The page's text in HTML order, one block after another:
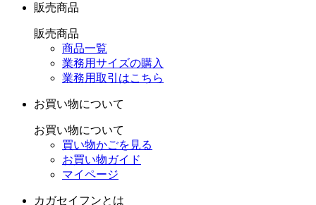
販売商品
販売商品
商品一覧
業務用サイズの購入
業務用取引はこちら
お買い物について
お買い物について
買い物かごを見る
お買い物ガイド
マイページ
カガセイフンとは